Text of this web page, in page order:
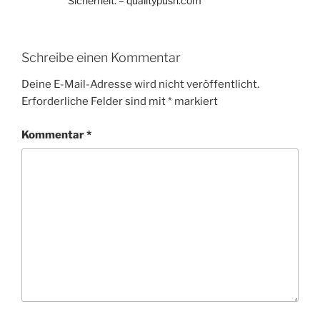
Schreibe einen Kommentar
Deine E-Mail-Adresse wird nicht veröffentlicht.
Erforderliche Felder sind mit* markiert
Kommentar*